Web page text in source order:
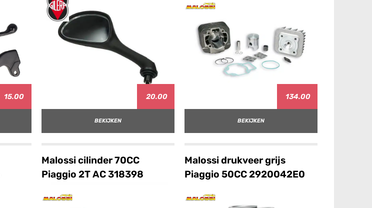
15.00 20.00
BEKIJKEN
134.00
BEKIJKEN
Malossi cilinder 70CC
Piaggio 2T AC 318398
Malossi drukveer grijs
Piaggio 50CC 2920042E0